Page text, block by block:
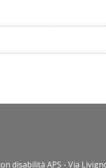
disabilità APS - Via